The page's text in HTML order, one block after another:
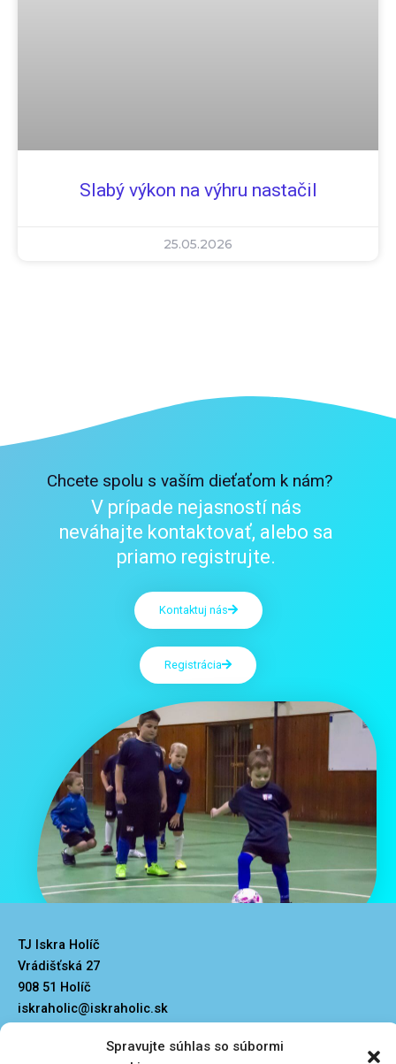
Spravujte súhlas so súbormi
Slabý výkon na výhru nastačil
25.05.2026
Chcete spolu s vaším dieťaťom k nám?
V prípade nejasností nás
neváhajte kontaktovať, alebo sa
priamo registrujte.
Kontaktuj nás
Registrácia
TJ Iskra Holíč
Vrádišťská 27
908 51 Holíč
iskraholic@iskraholic.sk